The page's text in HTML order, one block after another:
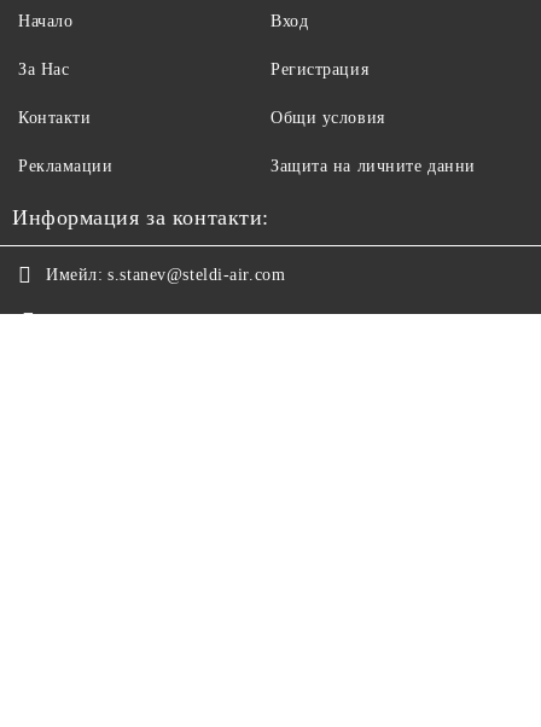
Начало
За Нас
Контакти
Рекламации
Вход
Регистрация
Общи условия
Защита на личните данни
Информация за контакти:
Имейл: s.stanev@steldi-air.com